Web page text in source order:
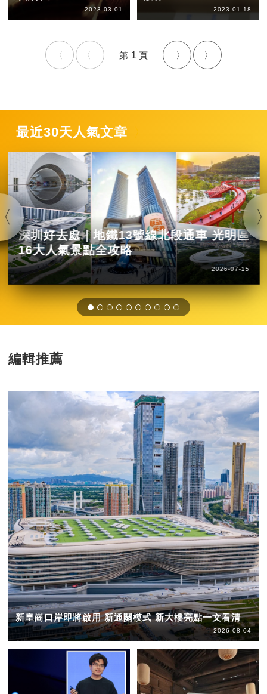
2023-03-01 2023-01-18
1
最近30天人氣文章
深圳好去處｜地鐵13號線北段通車 光明區
16大人氣景點全攻略
2026-07-15
編輯推薦
新皇崗口岸即將啟用 新通關模式 新大樓亮點一文看清
2026-08-04